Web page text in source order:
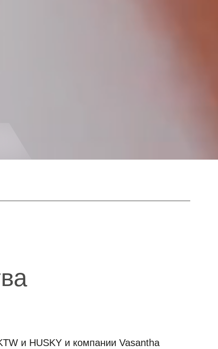
и HUSKY и компании Vasantha